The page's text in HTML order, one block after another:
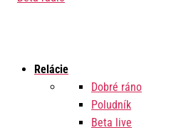
Relácie
Dobré ráno
Poludník
Beta live